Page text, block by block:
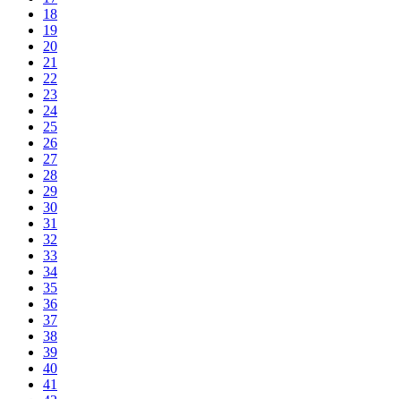
18
19
20
21
22
23
24
25
26
27
28
29
30
31
32
33
34
35
36
37
38
39
40
41